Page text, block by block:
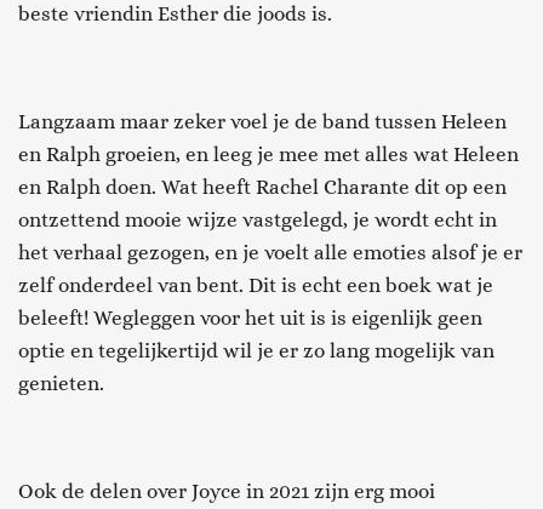
beste vriendin Esther die joods is.
Langzaam maar zeker voel je de band tussen Heleen
en Ralph groeien, en leeg je mee met alles wat Heleen
en Ralph doen. Wat heeft Rachel Charante dit op een
ontzettend mooie wijze vastgelegd, je wordt echt in
het verhaal gezogen, en je voelt alle emoties alsof je er
zelf onderdeel van bent. Dit is echt een boek wat je
beleeft! Wegleggen voor het uit is is eigenlijk geen
optie en tegelijkertijd wil je er zo lang mogelijk van
genieten.
Ook de delen over Joyce in 2021 zijn erg mooi